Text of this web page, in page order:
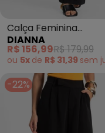
Calça Feminina
Pantalona em Viscose
(Preto)
DIANNA
R$ 156,99R$ 179,99
ou 5x de R$ 31,39 sem
-22%